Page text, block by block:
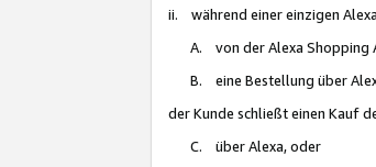
ii. während einer einzigen
A. von der Alexa Shopping
B. eine Bestellung über
der Kunde schließt einen Kauf
C. über Alexa, oder